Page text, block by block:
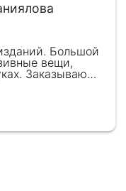
Большой
вещи,
Заказываю
партнеров,
с
книг.